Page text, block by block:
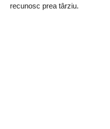
recunosc prea târziu.